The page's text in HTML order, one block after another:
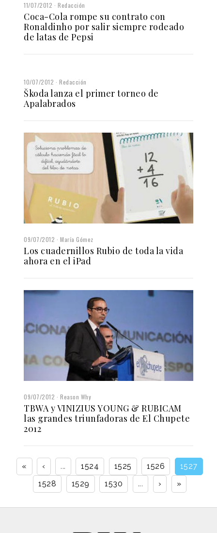
11/07/2012 Redacción
Coca-Cola rompe su contrato con
Ronaldinho por salir siempre rodeado
de latas de Pepsi
10/07/2012 Redacción
Škoda lanza el primer torneo de
Apalabrados
09/07/2012 María Gómez
Los cuadernillos Rubio de toda la vida
ahora en el iPad
09/07/2012 Reason Why
TBWA y VINIZIUS YOUNG & RUBICAM
las grandes triunfadoras de El Chupete
2012
« ‹ ... 1524 1525 1526
1527
1528
1529 1530 ... › »